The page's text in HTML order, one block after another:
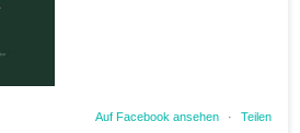
Auf Facebook ansehen · Teilen